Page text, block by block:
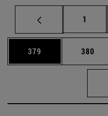
Página
1
Página
379 Página
380